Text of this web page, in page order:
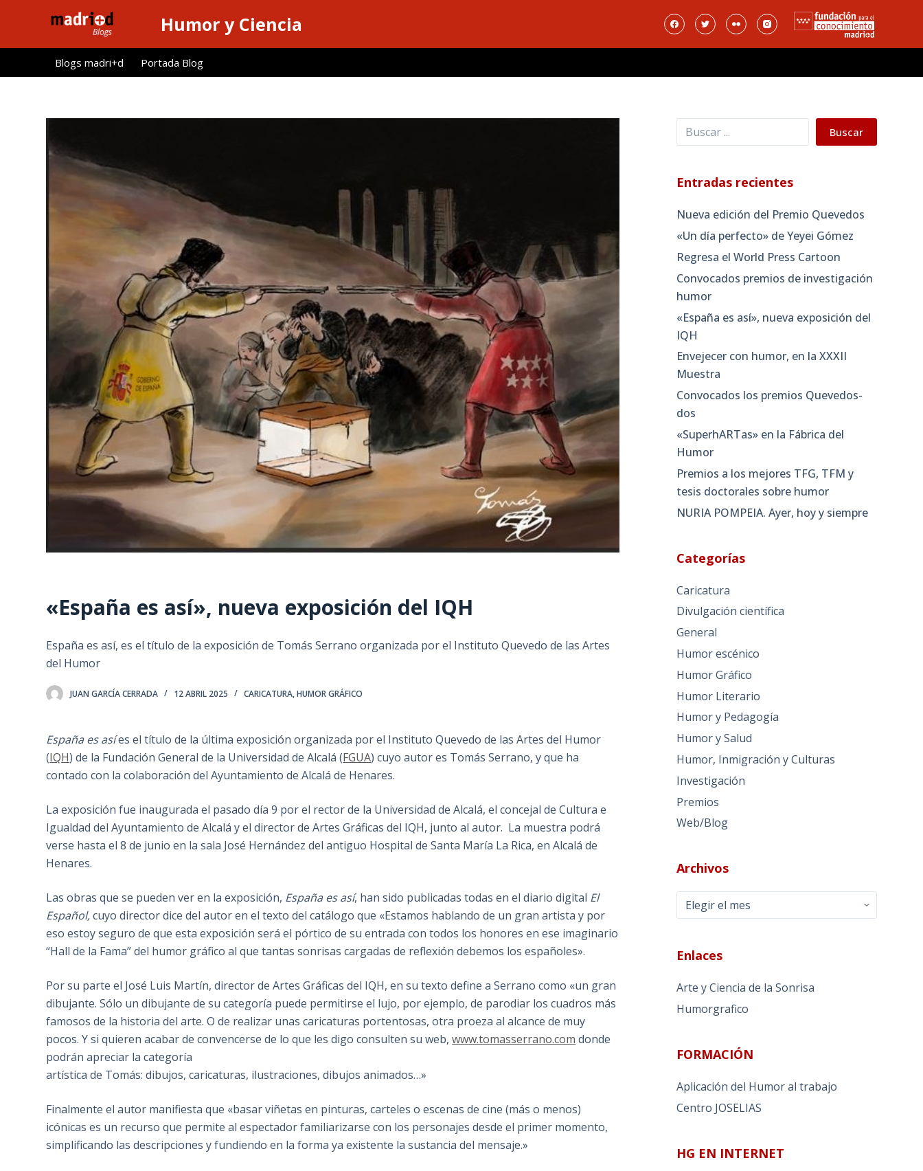
l
Humor y Ciencia
Blogs madri+d Portada Blog
«España es así», nueva exposición del IQH
España es así, es el título de la exposición de Tomás Serrano organizada por el Instituto Quevedo de las Artes
del Humor
JUAN GARCÍA CERRADA 12 ABRIL 2025 CARICATURA,HUMOR GRÁFICO
España es asíes el título de la última exposición organizada por el Instituto Quevedo de las Artes del Humor
(IQH) de la Fundación General de la Universidad de Alcalá (FGUA) cuyo autor es Tomás Serrano, y que ha
contado con la colaboración del Ayuntamiento de Alcalá de Henares.
La exposición fue inaugurada el pasado día 9 por el rector de la Universidad de Alcalá, el concejal de Cultura e
Igualdad del Ayuntamiento de Alcalá y el director de Artes Gráficas del IQH, junto al autor. La muestra podrá
verse hasta el 8 de junio en la sala José Hernández del antiguo Hospital de Santa María La Rica, en Alcalá de
Henares.
Las obras que se pueden ver en la exposición, España es así, han sido publicadas todas en el diario digital El
Español,cuyo director dice del autor en el texto del catálogo que «Estamos hablando de un gran artista y por
eso estoy seguro de que esta exposición será el pórtico de su entrada con todos los honores en ese imaginario
“Hall de la Fama” del humor gráfico al que tantas sonrisas cargadas de reflexión debemos los españoles».
Por su parte el José Luis Martín, director de Artes Gráficas del IQH, en su texto define a Serrano como «un gran
dibujante. Sólo un dibujante de su categoría puede permitirse el lujo, por ejemplo, de parodiar los cuadros más
famosos de la historia del arte. O de realizar unas caricaturas portentosas, otra proeza al alcance de muy
pocos. Y si quieren acabar de convencerse de lo que les digo consulten su web,www.tomasserrano.com donde
podrán apreciar la categoría
artística de Tomás: dibujos, caricaturas, ilustraciones, dibujos animados…»
Finalmente el autor manifiesta que «basar viñetas en pinturas, carteles o escenas de cine (más o menos)
icónicas es un recurso que permite al espectador familiarizarse con los personajes desde el primer momento,
simplificando las descripciones y fundiendo en la forma ya existente la sustancia del mensaje.»
Buscar Buscar
Entradas recientes
Nueva edición del Premio Quevedos
«Un día perfecto» de Yeyei Gómez
Regresa el World Press Cartoon
Convocados premios de investigación
humor
«España es así», nueva exposición del
IQH
Envejecer con humor, en la XXXII
Muestra
Convocados los premios Quevedos-
dos
«SuperhARTas» en la Fábrica del
Humor
Premios a los mejores TFG, TFM y
tesis doctorales sobre humor
NURIA POMPEIA. Ayer, hoy y siempre
Categorías
Caricatura
Divulgación científica
General
Humor escénico
Humor Gráfico
Humor Literario
Humor y Pedagogía
Humor y Salud
Humor, Inmigración y Culturas
Investigación
Premios
Web/Blog
Archivos
Archivos
Enlaces
Arte y Ciencia de la Sonrisa
Humorgrafico
FORMACIÓN
Aplicación del Humor al trabajo
Centro JOSELIAS
HG EN INTERNET